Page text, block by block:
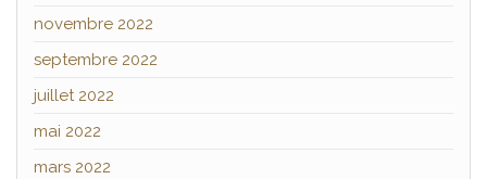
novembre 2022
septembre 2022
juillet 2022
mai 2022
mars 2022